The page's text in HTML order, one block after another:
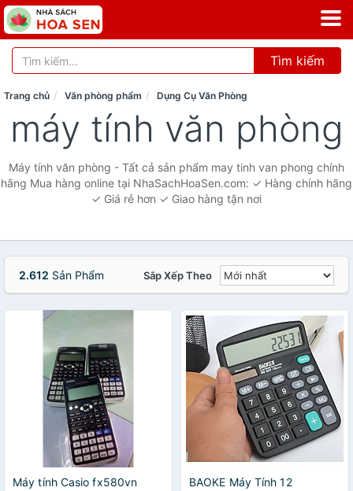
Tìm kiếm
Trang chủ Văn phòng phẩm Dụng Cụ Văn Phòng
máy tính văn phòng
Máy tính văn phòng - Tất cả sản phẩm may tinh van phong chính
hãng Mua hàng online tại NhaSachHoaSen.com: ✓ Hàng chính hãng
✓ Giá rẻ hơn ✓ Giao hàng tận nơi
2.612 Sản Phẩm Sắp Xếp Theo
Máy tính Casio fx580vn
BAOKE Máy Tính 12